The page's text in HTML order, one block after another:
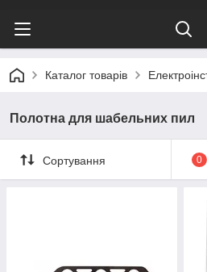
Каталог товарів
Полотна для шабельних пил
Сортування 0